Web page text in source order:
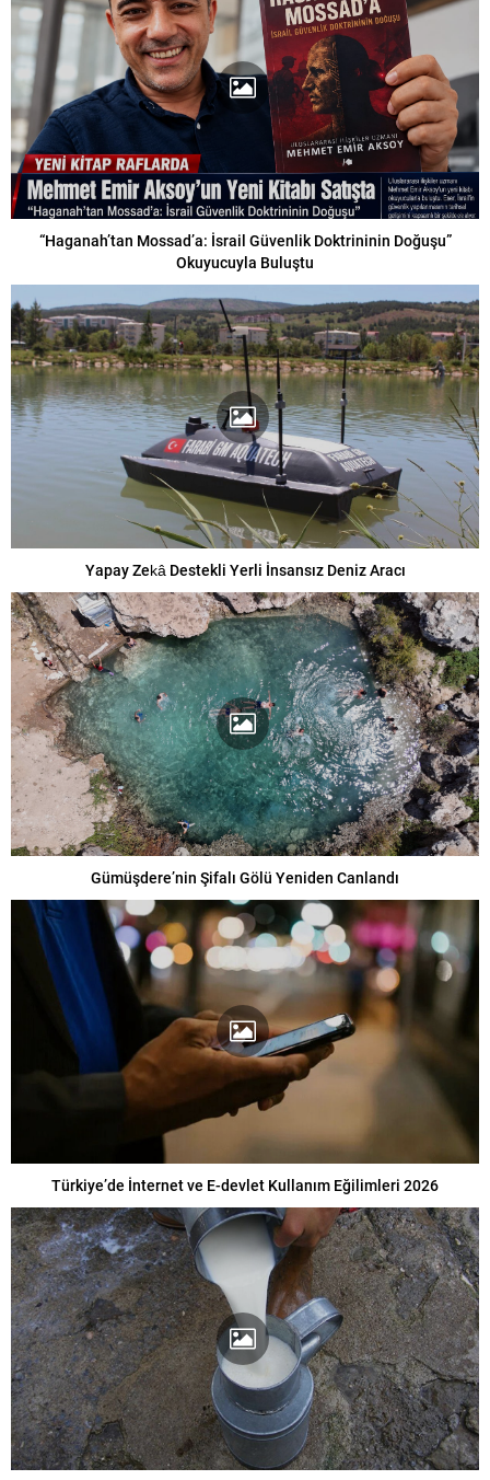
“Haganah’tan Mossad’a: İsrail Güvenlik Doktrininin Doğuşu”
Okuyucuyla Buluştu
Yapay Zekâ Destekli Yerli İnsansız Deniz Aracı
Gümüşdere’nin Şifalı Gölü Yeniden Canlandı
Türkiye’de İnternet ve E-devlet Kullanım Eğilimleri 2026